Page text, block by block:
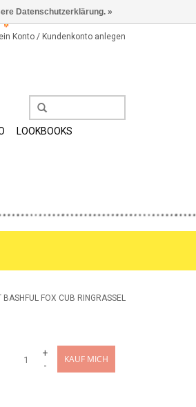
Konto / Kundenkonto anlegen
LOOKBOOKS
BASHFUL FOX CUB RINGRASSEL
+
-
KAUF MICH
Datenschutzerklärung. »